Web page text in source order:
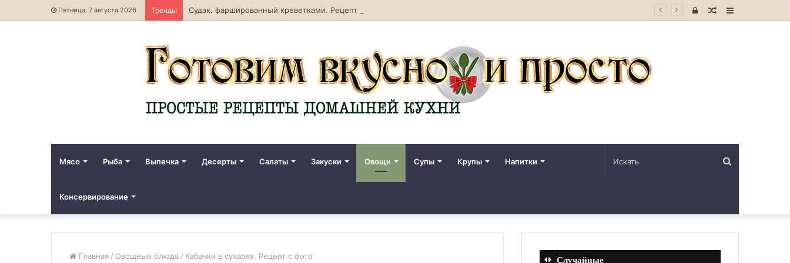
Пятница, 7 августа 2026 Тренды Судак. фаршированный креветками. Рецепт с фото Sidebar
Случайная
Войти
Мясо Рыба Выпечка Десерты Салаты Закуски Овощи Супы Крупы Напитки
Консервирование
Главная / Овощные блюда / Кабачки в сухарях. Рецепт с фото Случайные